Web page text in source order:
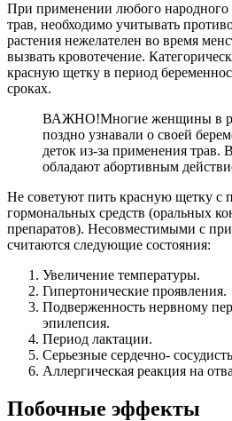
При применении любого народного
трав, необходимо учитывать
растения нежелателен во время
вызвать кровотечение.
красную щетку в период
сроках.
ВАЖНО!Многие женщины в
поздно узнавали о своей
деток из-за применения трав.
обладают абортивным
Не советуют пить красную щетку с
гормональных средств (оральных
препаратов). Несовместимыми с
считаются следующие состояния:
Увеличение температуры.
Гипертонические проявления.
Подверженность нервному
эпилепсия.
Период лактации.
Серьезные сердечно-
Аллергическая реакция на
Побочные эффекты